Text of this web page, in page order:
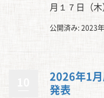
月１７日（
公開済み: 2023
2026年1
発表